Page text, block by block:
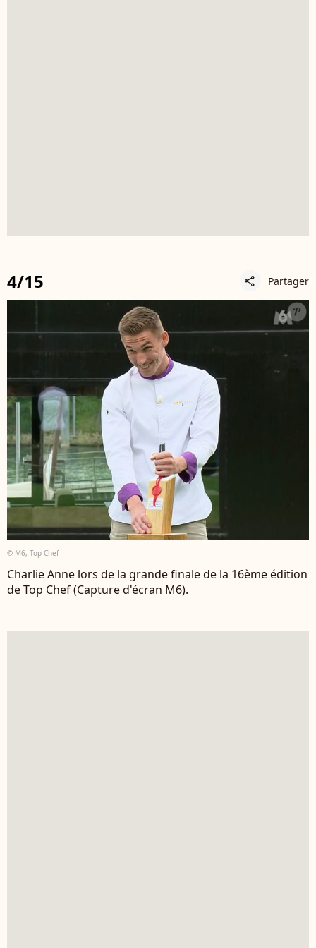
4/15 share Partager
© M6, Top Chef
Charlie Anne lors de la grande finale de la 16ème édition
de Top Chef (Capture d'écran M6).